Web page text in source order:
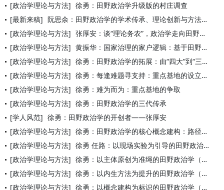
[政治学理论与方法] 徐勇：田野政治学升级版的村庄调查
[最新来稿] 阮思余：田野政治学的学术传承、理论创新与方法自觉
[政治学理论与方法] 张厚安：谈“理论务农”，政治学走向田野四十年
[政治学理论与方法] 黄振华：国家治理的家户逻辑：基于田野政治学的分析进路
[政治学理论与方法] 徐勇：田野政治学的拓展：由“四大”到“三强”
[政治学理论与方法] 徐勇：每逢难题寻支持：重点基地的设立与建设
[政治学理论与方法] 徐勇：难为而为：重点基地的争取
[政治学理论与方法] 徐勇：田野政治学的三代传承
[学人风范] 徐勇：田野政治学的开创者——张厚安
[政治学理论与方法] 徐勇：田野政治学的核心概念建构：路径、特性与贡献
[政治学理论与方法] 徐勇 任路：以现场实验为引导的田野政治学建构
[政治学理论与方法] 徐勇：以主体原创为准绳的田野政治学（田野政治学的构建·第十五
[政治学理论与方法] 徐勇：以内生方法为提升的田野政治学（田野政治学的构建·第十四
[政治学理论与方法] 徐勇：以概念建构为标识的田野政治学（田野政治学的构建·第十三